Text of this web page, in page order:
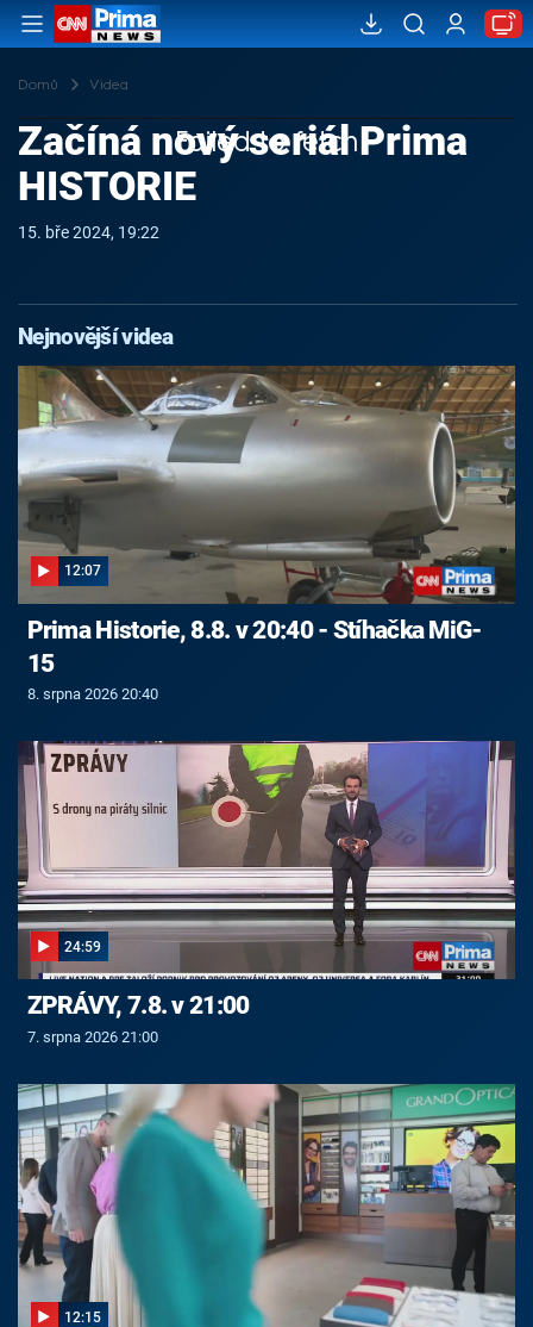
Domů Videa
Failed to fetch
Začíná nový seriál Prima
HISTORIE
15. bře 2024, 19:22
Nejnovější videa
12:07
Prima Historie, 8.8. v 20:40 - Stíhačka MiG-
15
8. srpna 2026 20:40
24:59
ZPRÁVY, 7.8. v 21:00
7. srpna 2026 21:00
12:15